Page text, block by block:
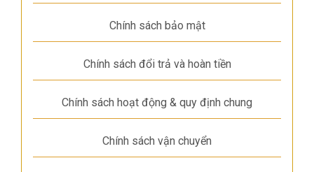
Chính sách bảo mật
Chính sách đổi trả và hoàn tiền
Chính sách hoạt động & quy định chung
Chính sách vận chuyển